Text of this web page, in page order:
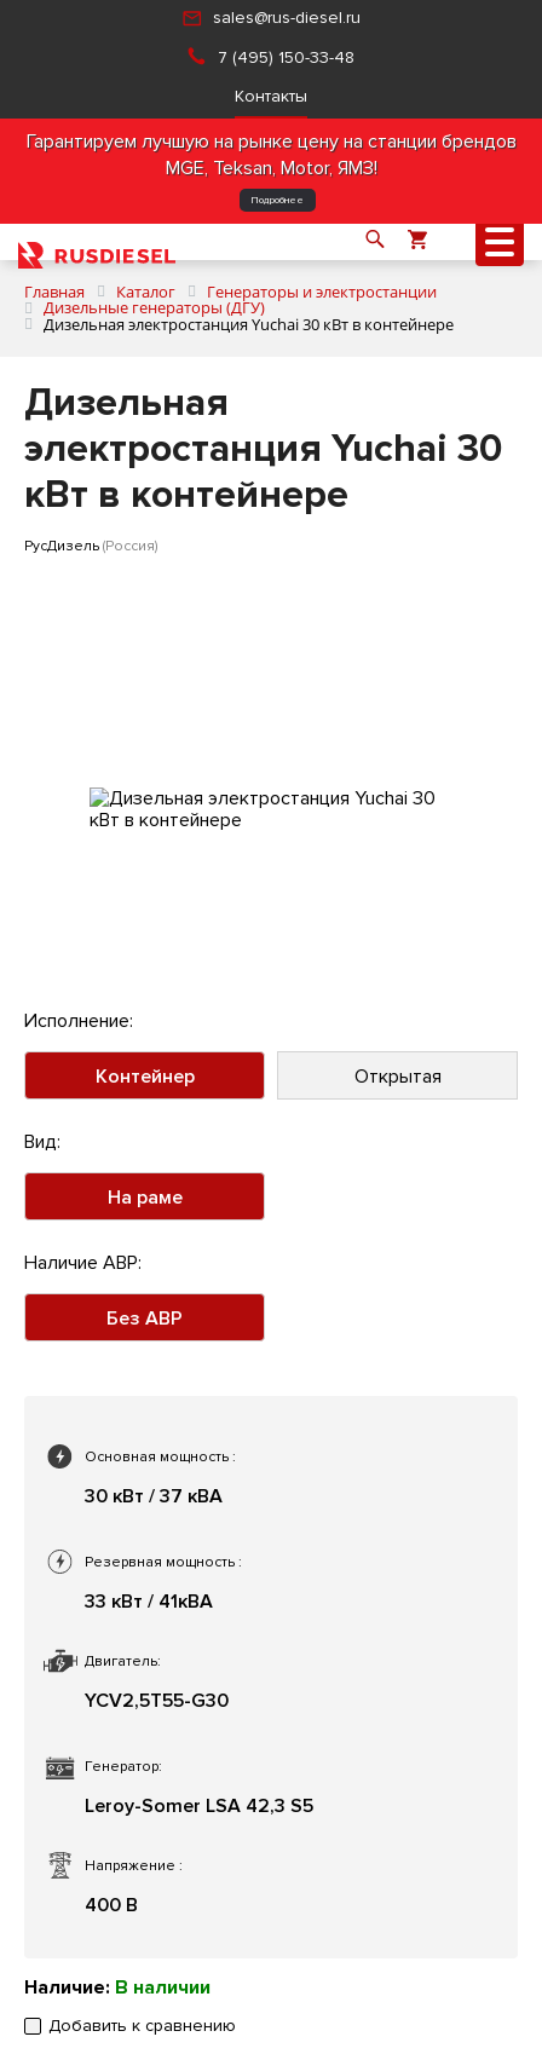
sales@rus-diesel.ru
7 (495) 150-33-48
Контакты
Гарантируем лучшую на рынке цену на станции брендов
MGE, Teksan, Motor, ЯМЗ!
Подробнее
Услуги
Главная Каталог Генераторы и электростанции
Дизельные генераторы (ДГУ)
Дизельная электростанция Yuchai 30 кВт в контейнере
Дизельная
электростанция Yuchai 30
кВт в контейнере
РусДизель (Россия)
Исполнение:
Контейнер Открытая
Вид:
На раме
Наличие АВР:
Без АВР
Основная мощность :
30 кВт / 37 кВА
Двигатель:
YCV2,5T55-G30
Напряжение :
400 В
Резервная мощность :
33 кВт / 41кВА
Генератор:
Leroy-Somer LSA 42,3 S5
Наличие: В наличии
Добавить к сравнению